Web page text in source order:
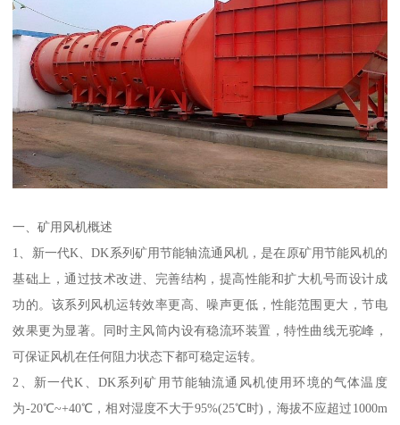
一、矿用风机概述
1、新一代K、DK系列矿用节能轴流通风机，是在原矿用节能风机的
基础上，通过技术改进、完善结构，提高性能和扩大机号而设计成
功的。该系列风机运转效率更高、噪声更低，性能范围更大，节电
效果更为显著。同时主风筒内设有稳流环装置，特性曲线无驼峰，
可保证风机在任何阻力状态下都可稳定运转。
2、新一代K、DK系列矿用节能轴流通风机使用环境的气体温度
为-20℃~+40℃，相对湿度不大于95%(25℃时)，海拔不应超过1000m